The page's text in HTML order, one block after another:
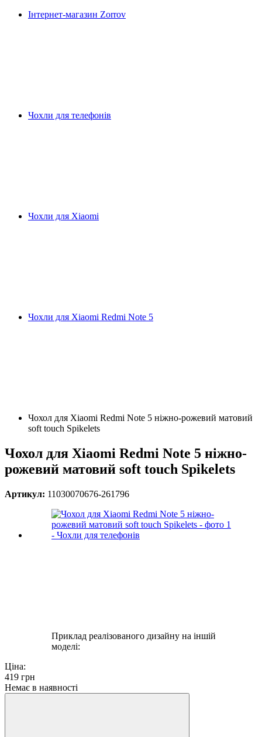
Інтернет-магазин Zorrov
Чохли для телефонів
Чохли для Xiaomi
Чохли для Xiaomi Redmi Note 5
Чохол для Xiaomi Redmi Note 5 ніжно-рожевий матовий
soft touch Spikelets
Чохол для Xiaomi Redmi Note 5 ніжно-
рожевий матовий soft touch Spikelets
Артикул: 11030070676-261796
Приклад реалізованого дизайну на іншій
моделі:
Ціна:
419 грн
Немає в наявності